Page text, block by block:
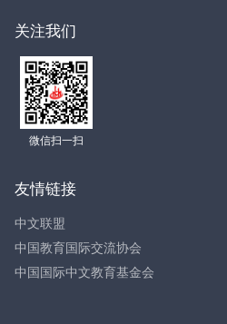
关注我们
微信扫一扫
友情链接
中文联盟
中国教育国际交流协会
中国国际中文教育基金会